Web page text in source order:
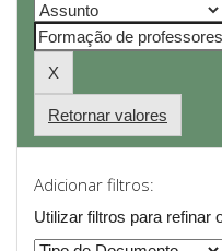
Retornar valores
Adicionar filtros:
Utilizar filtros para refinar